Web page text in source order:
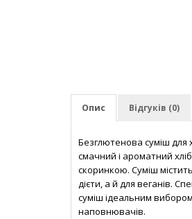
Опис Відгуків (0)
Безглютенова суміш для
смачний і ароматний
скоринкою. Суміш
дієти, а й для веганів.
суміш ідеальним
наповнювачів.